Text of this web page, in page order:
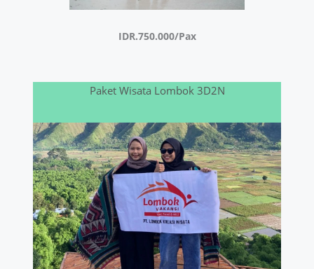
IDR.750.000/Pax
Paket Wisata Lombok 3D2N